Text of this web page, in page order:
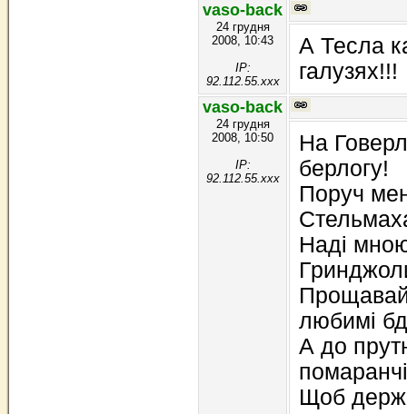
vaso-back
24 грудня
2008, 10:43
IP:
92.112.55.xxx
А Тесла
галузях!!!
vaso-back
24 грудня
2008, 10:50
IP:
92.112.55.xxx
На
берлогу!
Поруч
Наді
любимі
А до
Щоб